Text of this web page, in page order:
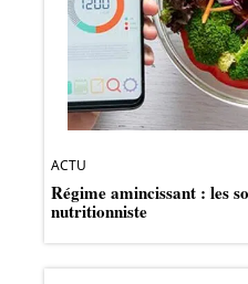
ACTU
Régime amincissant : les
nutritionniste